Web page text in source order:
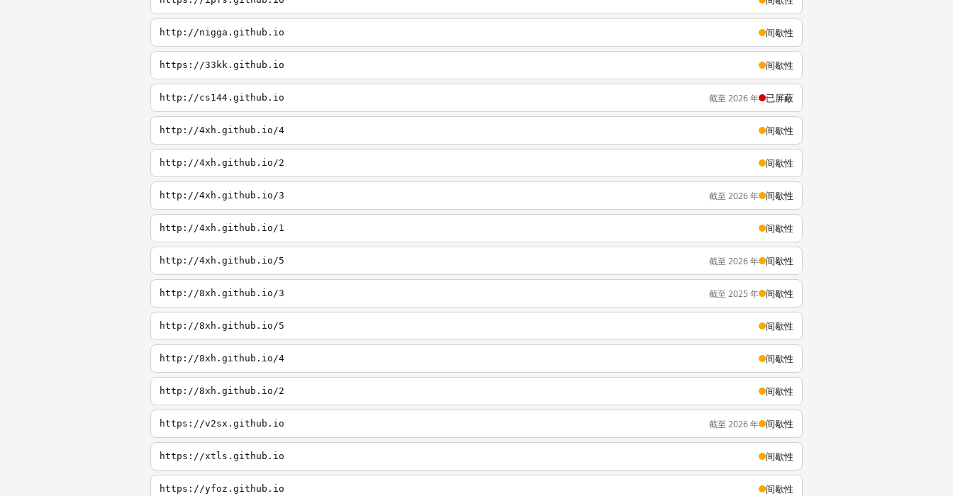
http://nigga.github.io 间歇性
https://33kk.github.io 间歇性
http://cs144.github.io 截至 2026 年 已屏蔽
http://4xh.github.io/4 间歇性
http://4xh.github.io/2 间歇性
http://4xh.github.io/3 截至 2026 年 间歇性
http://4xh.github.io/1 间歇性
http://4xh.github.io/5 截至 2026 年 间歇性
http://8xh.github.io/3 截至 2025 年 间歇性
http://8xh.github.io/5 间歇性
http://8xh.github.io/4 间歇性
http://8xh.github.io/2 间歇性
https://v2sx.github.io 截至 2026 年 间歇性
https://xtls.github.io 间歇性
https://yfoz.github.io 间歇性